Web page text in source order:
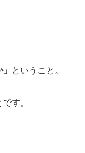
ということ。
す。